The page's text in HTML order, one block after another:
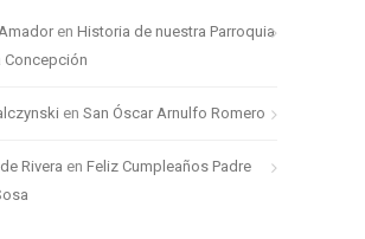
en Historia de nuestra Parroquia
Concepción
en San Óscar Arnulfo Romero
Rivera en Feliz Cumpleaños Padre